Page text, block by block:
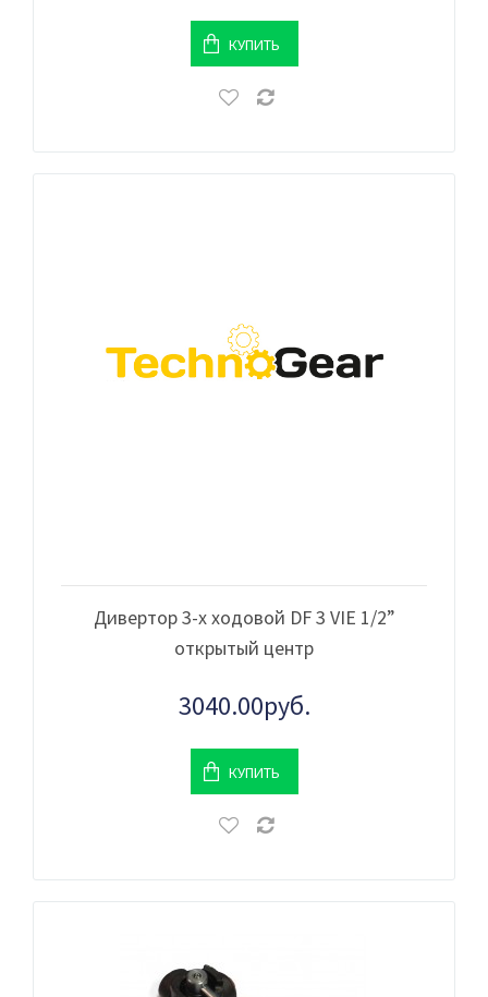
КУПИТЬ
Дивертор 3-х ходовой DF 3 VIE 1/2”
открытый центр
3040.00руб.
КУПИТЬ